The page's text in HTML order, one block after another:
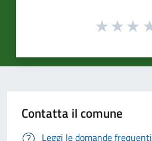
Contatta il comune
Leggi le domande frequenti